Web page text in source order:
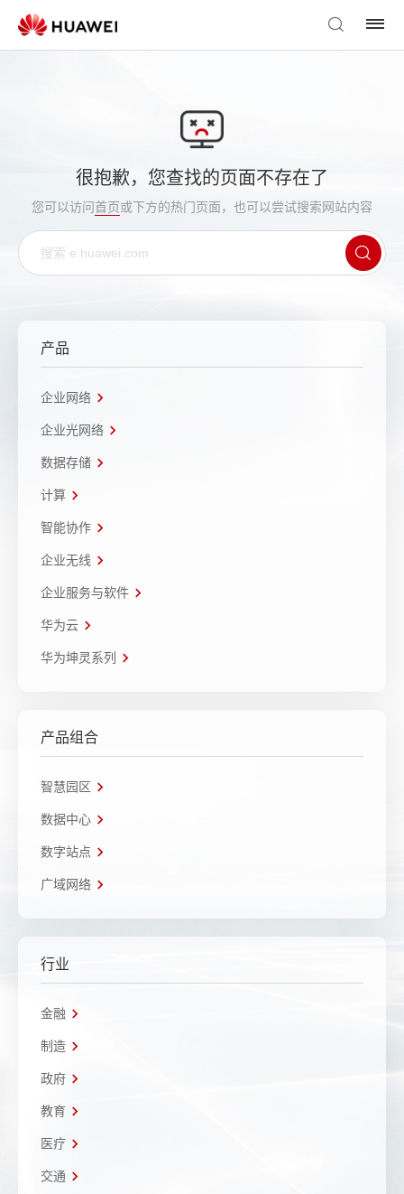
很抱歉，您查找的页面不存在了
您可以访问首页或下方的热门页面，也可以尝试搜索网站内容
产品
企业网络
企业光网络
数据存储
计算
智能协作
企业无线
企业服务与软件
华为云
华为坤灵系列
产品组合
智慧园区
数据中心
数字站点
广域网络
行业
金融
制造
政府
教育
医疗
交通